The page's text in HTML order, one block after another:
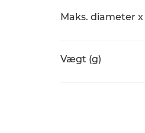
Maks. diameter
Vægt (g)